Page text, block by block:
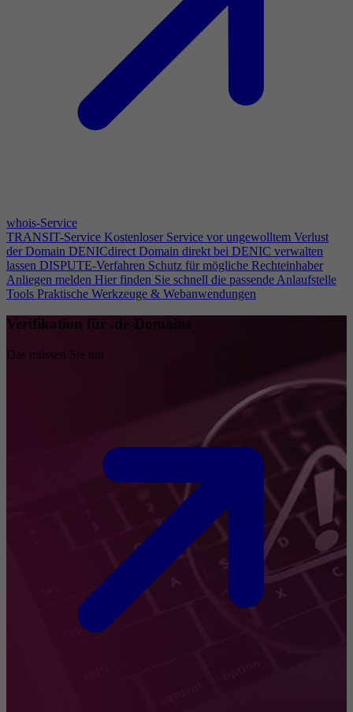
whois-Service
TRANSIT-Service Kostenloser Service vor ungewolltem Verlust
der Domain DENICdirect Domain direkt bei DENIC verwalten
lassen DISPUTE-Verfahren Schutz für mögliche Rechteinhaber
Anliegen melden Hier finden Sie schnell die passende Anlaufstelle
Tools Praktische Werkzeuge & Webanwendungen
Verifikation für .de-Domains
Das müssen Sie tun